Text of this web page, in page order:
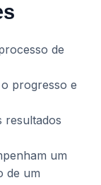
de
progresso e
resultados
um
de um